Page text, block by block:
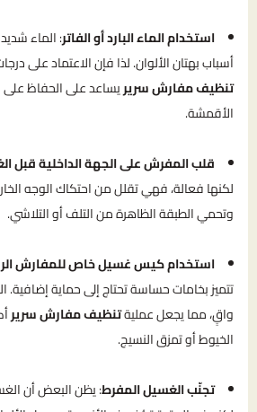
استخدام الماء البارد أو الفاتر: الماء
أسباب بهتان الألوان. لذا فإن الاعتماد على
تنظيف مفارش سريريساعد على الحفاظ على
الأقمشة.
قلب المفرش على الجهة الداخلية قبل
لكنها فعالة، فهي تقلل من احتكاك الوجه
وتحمي الطبقة الظاهرة من التلف أو التلاشي.
استخدام كيس غسيل خاص للمفارش
تتميز بخامات حساسة تحتاج إلى حماية
واقٍ، مما يجعل عمليةتنظيف مفارش سرير
الخيوط أو تمزق النسيج.
تجنّب الغسيل المفرط: يظن البعض أن